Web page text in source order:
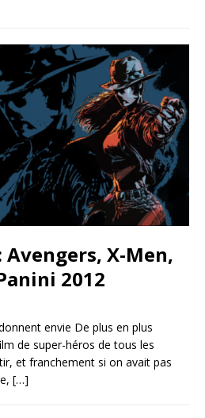
X-Men,
2012
envie De plus en plus
de super-héros de tous les
et franchement si on avait pas
[…]